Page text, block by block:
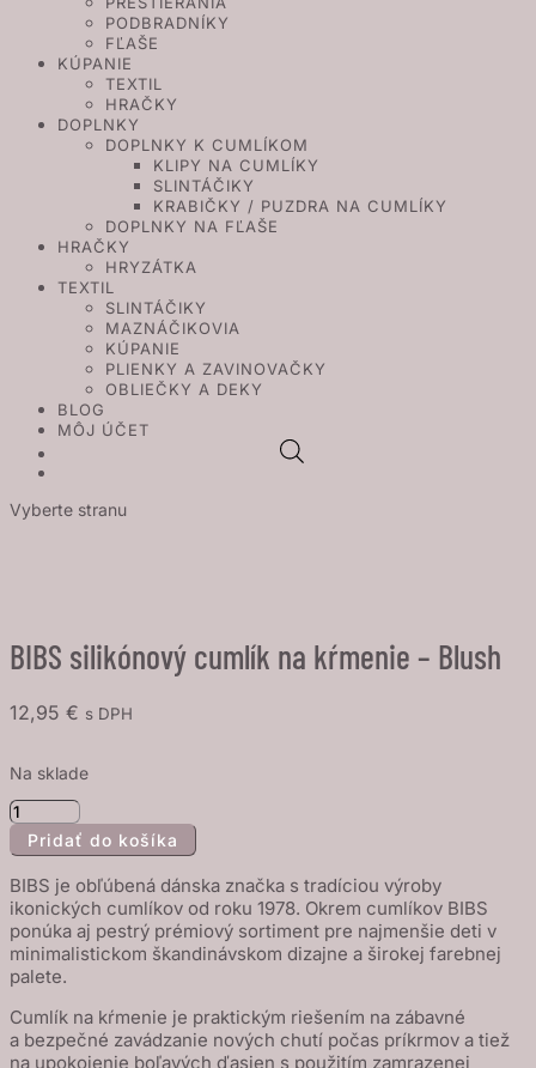
PODBRADNÍKY
FĽAŠE
KÚPANIE
TEXTIL
HRAČKY
DOPLNKY
DOPLNKY K CUMLÍKOM
KLIPY NA CUMLÍKY
SLINTÁČIKY
KRABIČKY / PUZDRA NA CUMLÍKY
DOPLNKY NA FĽAŠE
HRAČKY
HRYZÁTKA
TEXTIL
SLINTÁČIKY
MAZNÁČIKOVIA
KÚPANIE
PLIENKY A ZAVINOVAČKY
OBLIEČKY A DEKY
BLOG
MÔJ ÚČET
Vyberte stranu
BIBS silikónový cumlík na kŕmenie – Blush
12,95 € s DPH
Na sklade
množstvo
BIBS
cumlík
na
kŕmenie
-
Blush
Pridať do košíka
BIBS je obľúbená dánska značka s tradíciou výroby
ikonických cumlíkov od roku 1978. Okrem cumlíkov BIBS
ponúka aj pestrý prémiový sortiment pre najmenšie deti v
minimalistickom škandinávskom dizajne a širokej farebnej
palete.
Cumlík na kŕmenie je praktickým riešením na zábavné
a bezpečné zavádzanie nových chutí počas príkrmov a tiež
na upokojenie boľavých ďasien s použitím zamrazenej